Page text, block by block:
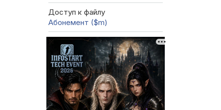
Доступ к файлу
Абонемент ($m)